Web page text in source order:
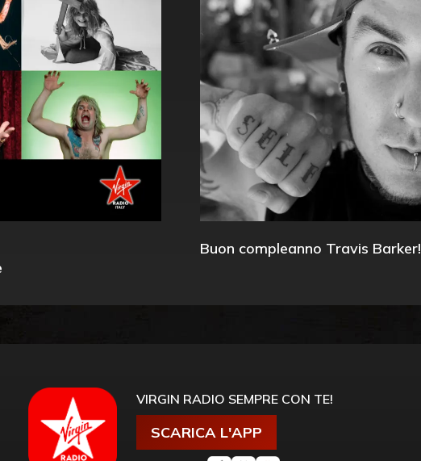
Buon compleanno Travis Barker!
VIRGIN RADIO SEMPRE CON TE!
SCARICA L'APP